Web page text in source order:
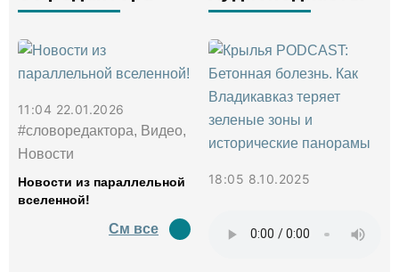
11:04 22.01.2026
#словоредактора, Видео,
Новости
Новости из параллельной
вселенной!
См все
18:05 8.10.2025